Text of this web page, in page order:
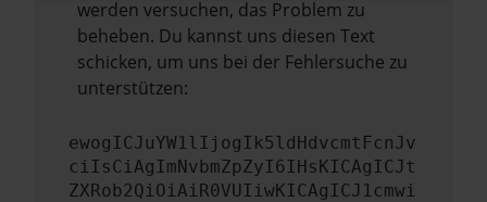
werden versuchen, das Problem zu
beheben. Du kannst uns diesen Text
schicken, um uns bei der Fehlersuche zu
unterstützen:
ewogICJuYW1lIjogIk5ldHdvcmtFcnJv
ciIsCiAgImNvbmZpZyI6IHsKICAgICJt
ZXRob2QiOiAiR0VUIiwKICAgICJ1cmwi